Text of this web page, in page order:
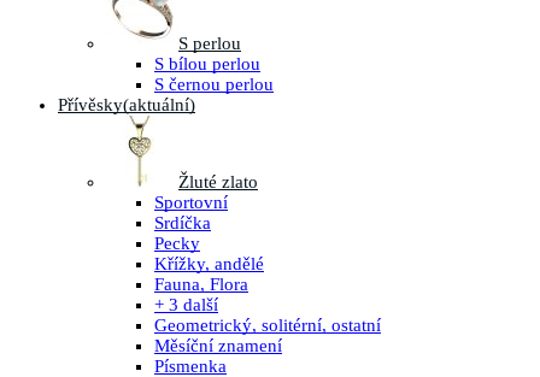
S perlou
S bílou perlou
S černou perlou
Přívěsky(aktuální)
Žluté zlato
Sportovní
Srdíčka
Pecky
Křížky, andělé
Fauna, Flora
+ 3 další
Geometrický, solitérní, ostatní
Měsíční znamení
Písmenka